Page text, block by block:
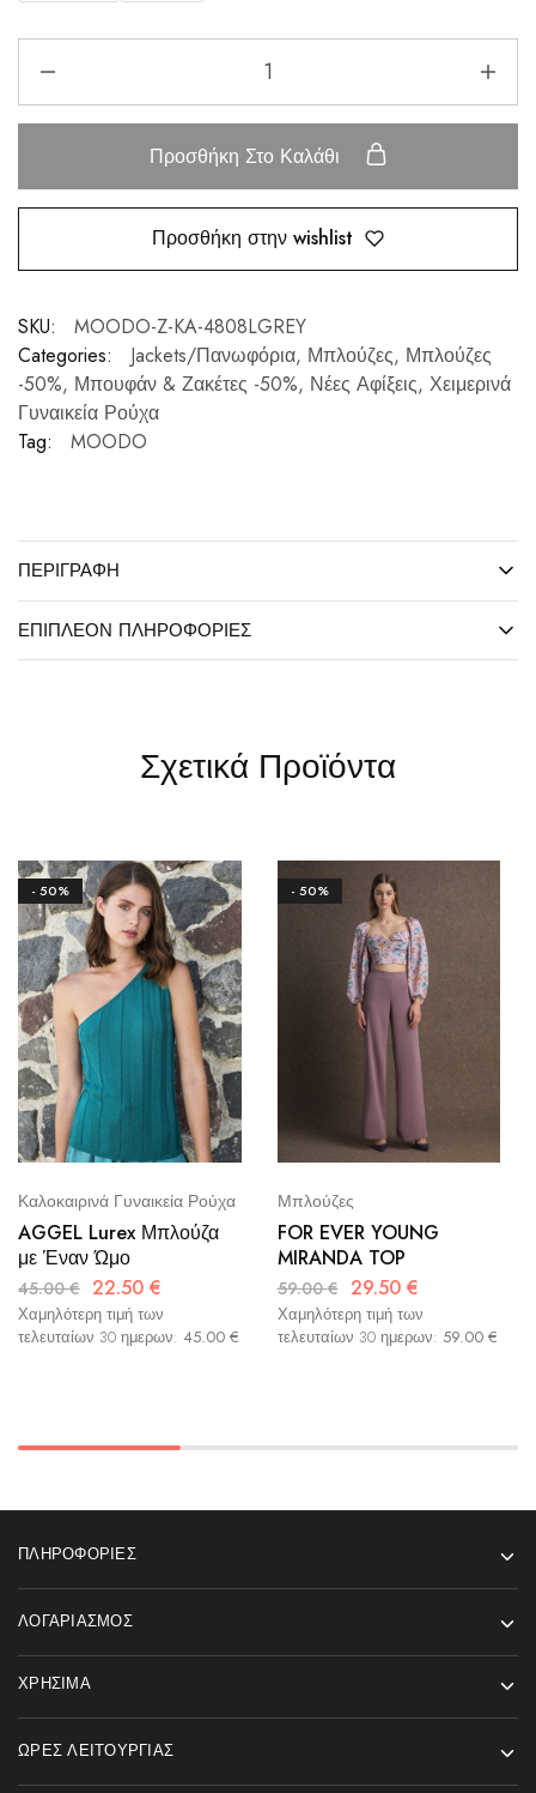
Προσθήκη Στο Καλάθι
Προσθήκη στην wishlist
SKU:
MOODO-Z-KA-4808LGREY
Categories:
Jackets/Πανωφόρια, Μπλούζες, Μπλούζες
-50%, Μπουφάν & Ζακέτες -50%, Νέες Αφίξεις, Χειμερινά
Γυναικεία Ρούχα
Tag:
MOODO
ΠΕΡΙΓΡΑΦΉ
ΕΠΙΠΛΈΟΝ ΠΛΗΡΟΦΟΡΊΕΣ
Σχετικά Προϊόντα
- 50%
Καλοκαιρινά Γυναικεία Ρούχα
AGGEL Lurex Μπλούζα
με Έναν Ώμο
45.00€ 22.50 €
Χαμηλότερη τιμή των
τελευταίων 30 ημερων: 45.00 €
- 50%
Μπλούζες
FOR EVER YOUNG
MIRANDA TOP
59.00€ 29.50 €
Χαμηλότερη τιμή των
τελευταίων 30 ημερων: 59.00 €
ΠΛΗΡΟΦΟΡΊΕΣ
ΛΟΓΑΡΙΑΣΜΌΣ
ΧΡΉΣΙΜΑ
ΏΡΕΣ ΛΕΙΤΟΥΡΓΊΑΣ